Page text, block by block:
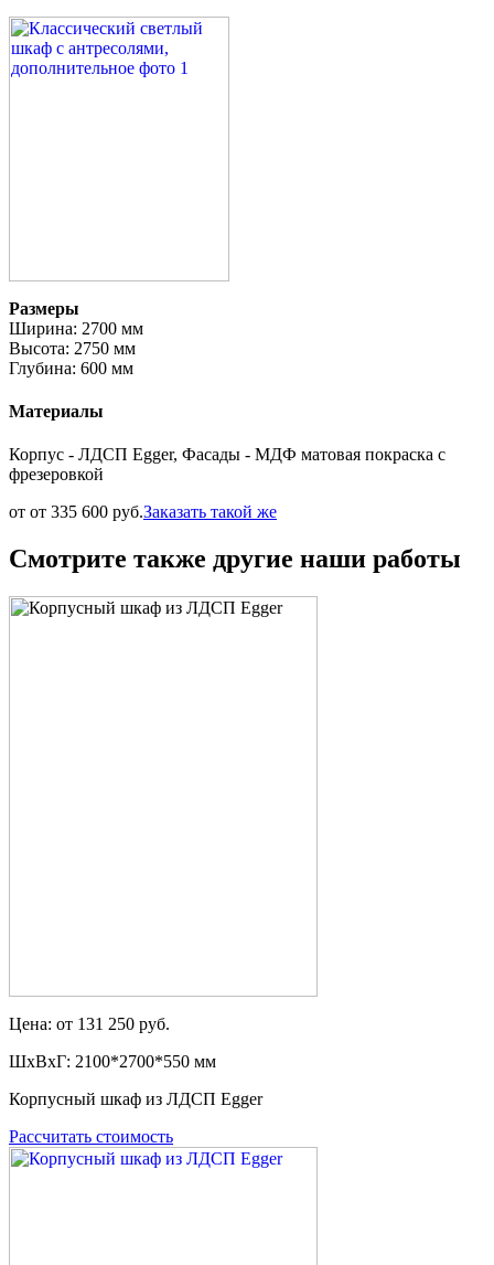
Размеры
Ширина: 2700 мм
Высота: 2750 мм
Глубина: 600 мм
Материалы
Корпус - ЛДСП Egger, Фасады - МДФ матовая покраска с
фрезеровкой
от от 335 600 руб.Заказать такой же
Смотрите также другие наши работы
Цена: от 131 250 руб.
ШxВxГ: 2100*2700*550 мм
Корпусный шкаф из ЛДСП Egger
Рассчитать стоимость